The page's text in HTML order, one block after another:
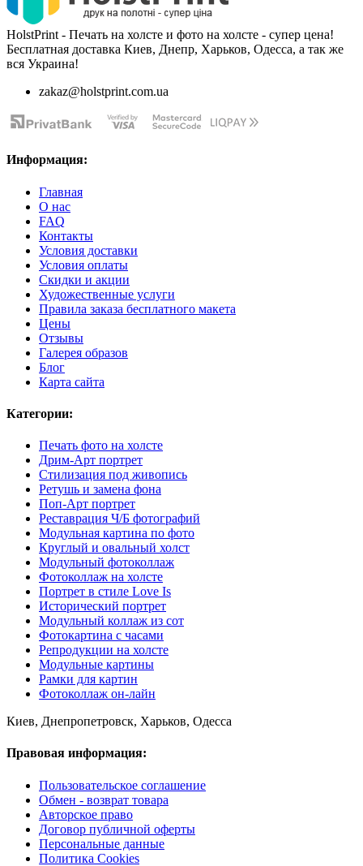
HolstPrint - Печать на холсте и фото на холсте - супер цена!
Бесплатная доставка Киев, Днепр, Харьков, Одесса, а так же
вся Украина!
zakaz@holstprint.com.ua
Информация:
Главная
О нас
FAQ
Контакты
Условия доставки
Условия оплаты
Скидки и акции
Художественные услуги
Правила заказа бесплатного макета
Цены
Отзывы
Галерея образов
Блог
Карта сайта
Категории:
Печать фото на холсте
Дрим-Арт портрет
Стилизация под живопись
Ретушь и замена фона
Поп-Арт портрет
Реставрация Ч/Б фотографий
Модульная картина по фото
Круглый и овальный холст
Модульный фотоколлаж
Фотоколлаж на холсте
Портрет в стиле Love Is
Исторический портрет
Модульный коллаж из сот
Фотокартина с часами
Репродукции на холсте
Модульные картины
Рамки для картин
Фотоколлаж он-лайн
Киев, Днепропетровск, Харьков, Одесса
Правовая информация:
Пользовательское соглашение
Обмен - возврат товара
Авторское право
Договор публичной оферты
Персональные данные
Политика Cookies